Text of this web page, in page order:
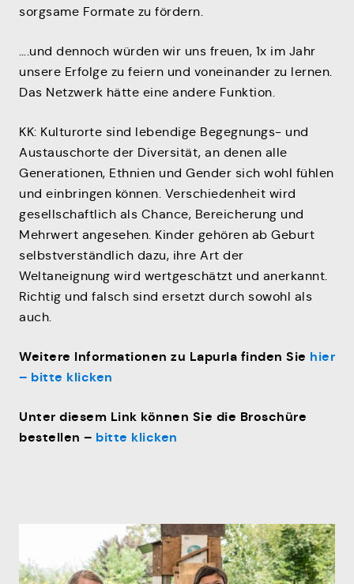
sorgsame Formate zu fördern.
….und dennoch würden wir uns freuen, 1x im Jahr
unsere Erfolge zu feiern und voneinander zu lernen.
Das Netzwerk hätte eine andere Funktion.
KK: Kulturorte sind lebendige Begegnungs- und
Austauschorte der Diversität, an denen alle
Generationen, Ethnien und Gender sich wohl fühlen
und einbringen können. Verschiedenheit wird
gesellschaftlich als Chance, Bereicherung und
Mehrwert angesehen. Kinder gehören ab Geburt
selbstverständlich dazu, ihre Art der
Weltaneignung wird wertgeschätzt und anerkannt.
Richtig und falsch sind ersetzt durch sowohl als
auch.
Weitere Informationen zu Lapurla finden Sie hier
– bitte klicken
Unter diesem Link können Sie die Broschüre
bestellen – bitte klicken